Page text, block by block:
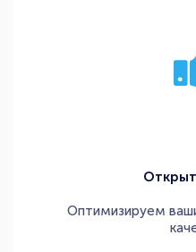
Оптимизируем